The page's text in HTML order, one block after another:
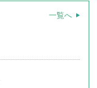
一覧へ